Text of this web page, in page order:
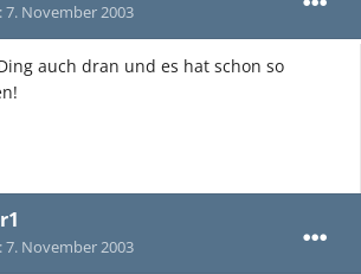
7. November 2003
auch dran und es hat schon so
7. November 2003